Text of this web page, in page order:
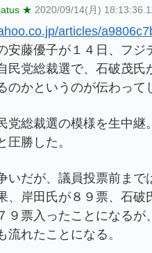
★ 2020/09/14(月)
articles/
安藤優子が１４日、フ
民党総裁選で、石破茂
のかというのが伝わって
総裁選の模様を生中継
圧勝した。
だが、議員投票前まで
、岸田氏が８９票、石
９票入ったことになる
流れたことになる。